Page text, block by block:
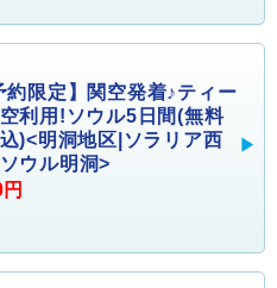
約限定】関空発着♪ティー
利用!ソウル5日間(無料
)<明洞地区|ソラリア西
ウル明洞>